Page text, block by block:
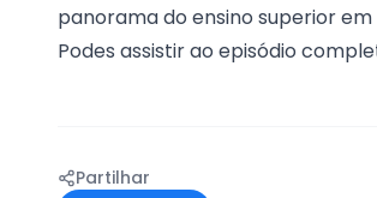
panorama do ensino superior em
Podes assistir ao episódio
Partilhar